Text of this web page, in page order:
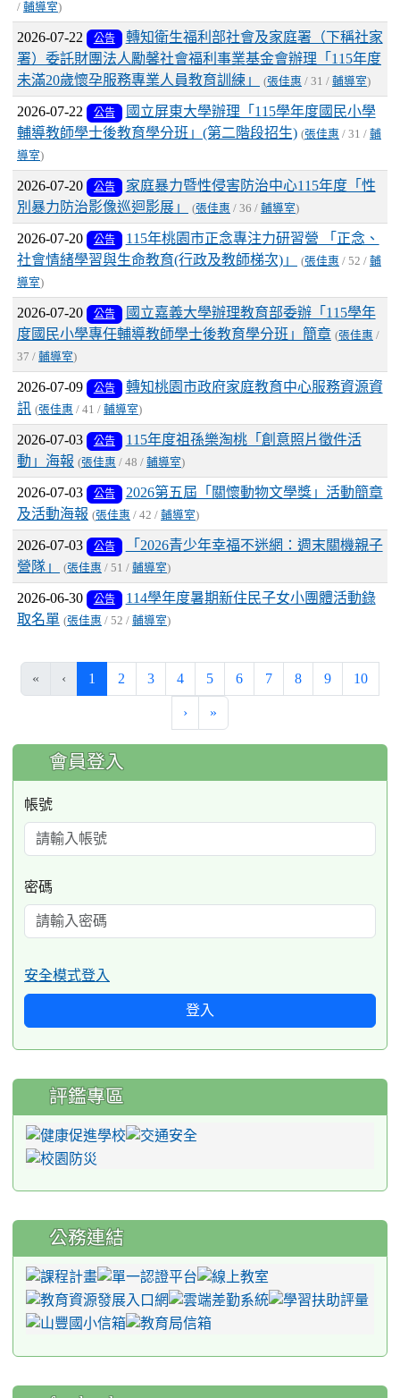
/ 輔導室)
2026-07-22 公告
轉知衛生福利部社會及家庭署（下稱社家
署）委託財團法人勵馨社會福利事業基金會辦理「115年度
未滿20歲懷孕服務專業人員教育訓練」
(張佳惠 / 31 / 輔導室)
2026-07-22 公告
國立屏東大學辦理「115學年度國民小學
輔導教師學士後教育學分班」(第二階段招生) (張佳惠 / 31 / 輔
導室)
2026-07-20 公告
家庭暴力暨性侵害防治中心115年度「性
別暴力防治影像巡迴影展」
(張佳惠 / 36 / 輔導室)
2026-07-20 公告
115年桃園市正念專注力研習營 「正念、
社會情緒學習與生命教育(行政及教師梯次)」
(張佳惠 / 52 / 輔
導室)
2026-07-20 公告
國立嘉義大學辦理教育部委辦「115學年
度國民小學專任輔導教師學士後教育學分班」簡章 (張佳惠 /
37 / 輔導室)
2026-07-09 公告
轉知桃園市政府家庭教育中心服務資源資
訊 (張佳惠 / 41 / 輔導室)
2026-07-03 公告
115年度祖孫樂淘桃「創意照片徵件活
動」海報 (張佳惠 / 48 / 輔導室)
2026-07-03 公告
2026第五屆「關懷動物文學獎」活動簡章
及活動海報 (張佳惠 / 42 / 輔導室)
2026-07-03 公告
「2026青少年幸福不迷網：週末關機親子
營隊」
(張佳惠 / 51 / 輔導室)
2026-06-30 公告
114學年度暑期新住民子女小團體活動錄
取名單 (張佳惠 / 52 / 輔導室)
« ‹ 1 (current)
2 3 4 5 6 7 8 9 10
› »
:::
會員登入
帳號
密碼
安全模式登入
登入
評鑑專區
公務連結